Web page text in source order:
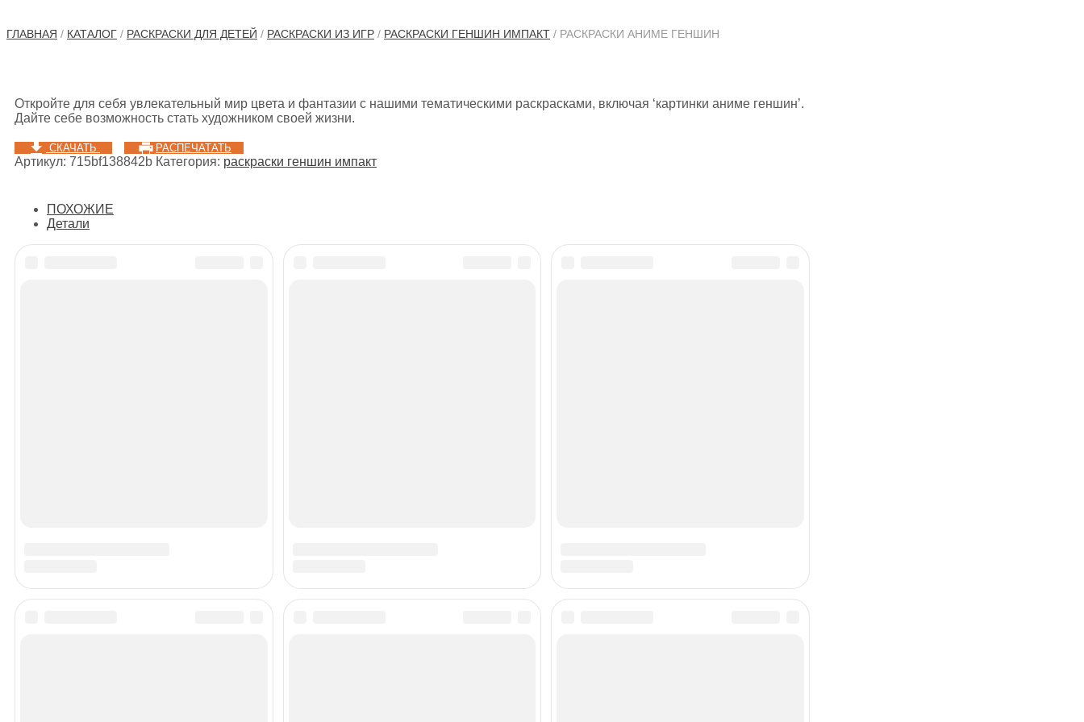
ГЛАВНАЯ / КАТАЛОГ / РАСКРАСКИ ДЛЯ ДЕТЕЙ / РАСКРАСКИ ИЗ ИГР / РАСКРАСКИ ГЕНШИН ИМПАКТ / РАСКРАСКИ АНИМЕ ГЕНШИН
Откройте для себя увлекательный мир цвета и фантазии с нашими тематическими раскрасками, включая ‘картинки аниме геншин’.
Дайте себе возможность стать художником своей жизни.
СКАЧАТЬ РАСПЕЧАТАТЬ
Артикул: 715bf138842b Категория: раскраски геншин импакт
ПОХОЖИЕ
Детали